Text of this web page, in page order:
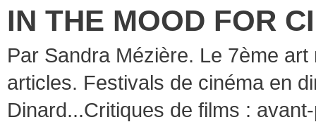
IN THE MOOD FOR
Par Sandra Mézière. Le 7ème
articles. Festivals de cinéma en
Dinard...Critiques de films :